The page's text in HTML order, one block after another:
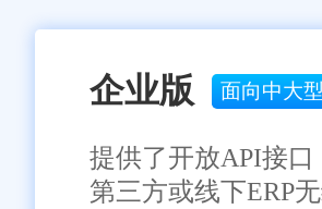
企业版 面向中大
提供了开放API接口
第三方或线下ERP